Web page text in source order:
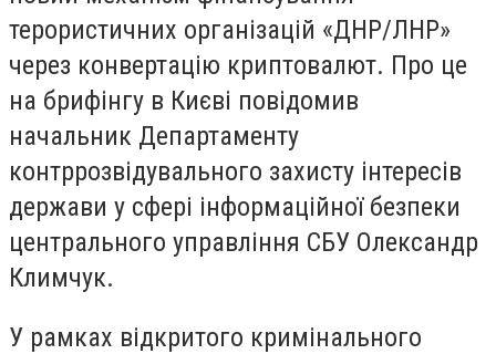
терористичних організацій «ДНР/ЛНР»
через конвертацію криптовалют. Про це
на брифінгу в Києві повідомив
начальник Департаменту
контррозвідувального захисту інтересів
держави у сфері інформаційної безпеки
центрального управління СБУ Олександр
Климчук.
У рамках відкритого кримінального